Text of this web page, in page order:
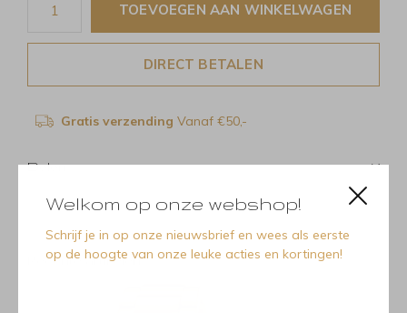
Welkom op onze webshop!
Schrijf je in op onze nieuwsbrief en wees als eerste
op de hoogte van onze leuke acties en kortingen!
TOEVOEGEN AAN WINKELWAGEN
DIRECT BETALEN
Gratis verzending Vanaf €50,-
Delen
Recente artikelen